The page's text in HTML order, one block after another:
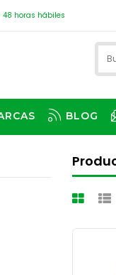
horas hábiles
BLOG